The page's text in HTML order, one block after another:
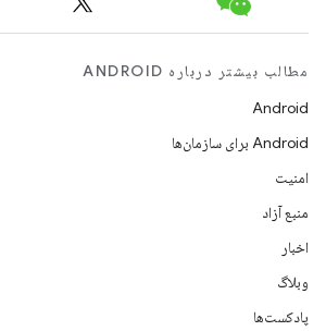
مطالب بیشتر درباره ANDROID
Android
Android برای سازمان‌ها
امنیت
منبع آزاد
اخبار
وبلاگ
پادکست‌ها